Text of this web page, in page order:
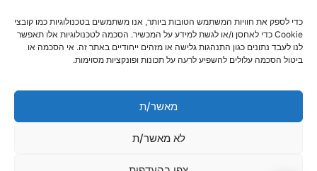
כדי לספק את חוויות המשתמש הטובות ביותר, אנו משתמשים בטכנולוגיות כמו קובצי
Cookie כדי לאחסן ו/או לגשת למידע על המכשיר. הסכמה לטכנולוגיות אלו תאפשר
לנו לעבד נתונים כגון התנהגות גלישה או מזהים ייחודיים באתר זה. אי הסכמה או
ביטול הסכמה עלולים להשפיע לרעה על תכונות ופונקציות מסוימות.
מאשר/ת
לא מאשר/ת
אימייל*